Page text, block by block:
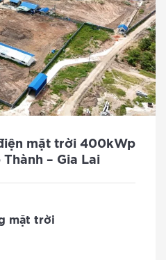
mặt trời 400kWp
– Gia Lai
mặt trời